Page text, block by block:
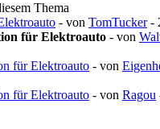
Thema
- von TomTucker-
für Elektroauto - von
für Elektroauto - von
für Elektroauto - von Ragou